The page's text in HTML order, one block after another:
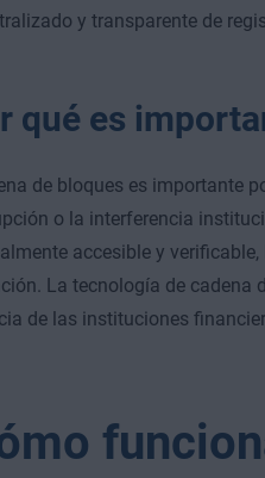
y transparente de
qué es
de bloques es importante
o la interferencia
accesible y
La tecnología de cadena
de las instituciones